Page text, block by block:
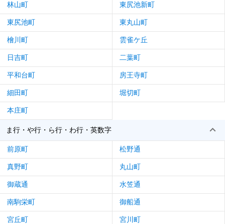
林山町 東尻池新町
東尻池町 東丸山町
檜川町 雲雀ケ丘
日吉町 二葉町
平和台町 房王寺町
細田町 堀切町
本庄町
ま行・や行・ら行・わ行・英数字
前原町 松野通
真野町 丸山町
御蔵通 水笠通
南駒栄町 御船通
宮丘町 宮川町